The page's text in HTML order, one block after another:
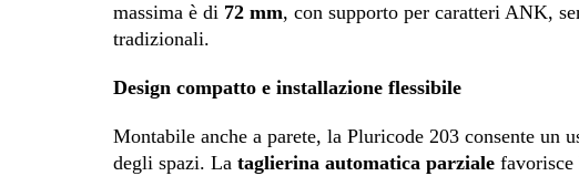
massima è di 72 mm, con supporto per caratteri ANK,
tradizionali.
Design compatto e installazione flessibile
Montabile anche a parete, la Pluricode 203 consente un
degli spazi. La taglierina automatica parziale favorisce